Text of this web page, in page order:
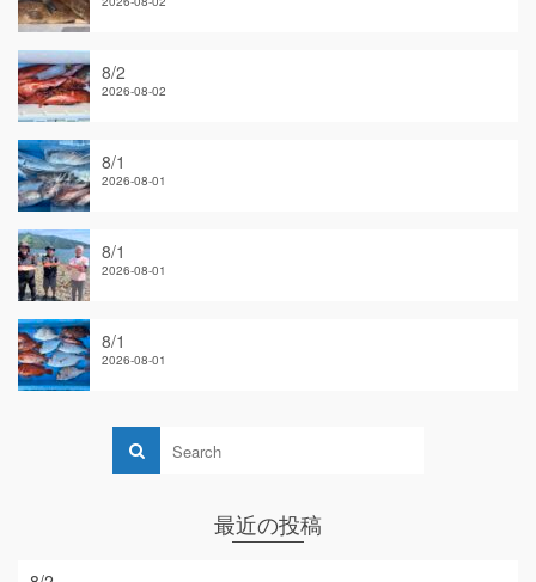
8/2
2026-08-02
8/1
2026-08-01
8/1
2026-08-01
8/1
2026-08-01
最近の投稿